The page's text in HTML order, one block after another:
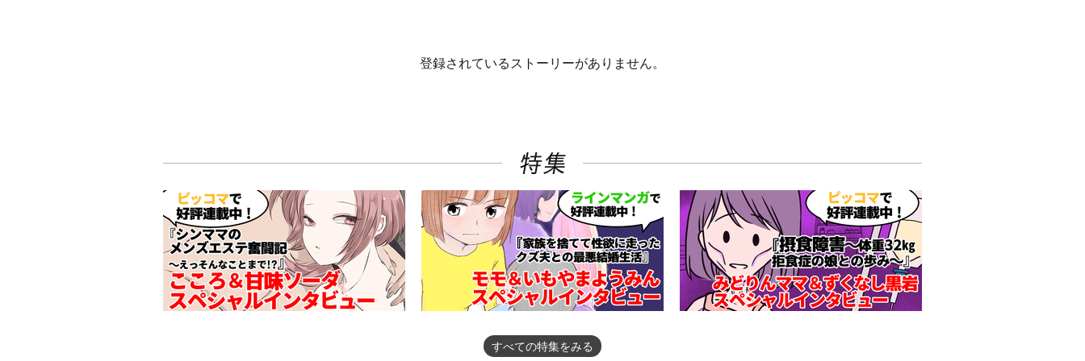
登録されているストーリーがありません。
すべての特集をみる